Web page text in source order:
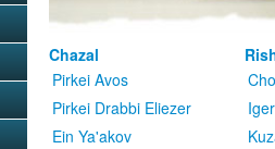
Chazal
Pirkei Avos
Pirkei Drabbi Eliezer
Ein Ya'akov